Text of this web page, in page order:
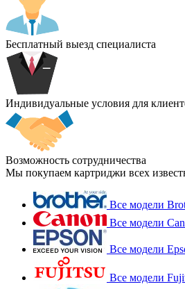
Бесплатный выезд специалиста
Индивидуальные условия для
Возможность сотрудничества
Мы покупаем картриджи всех
Все модели
Все модели
Все модели
Все модели